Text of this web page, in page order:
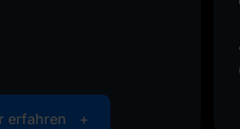
erfahren